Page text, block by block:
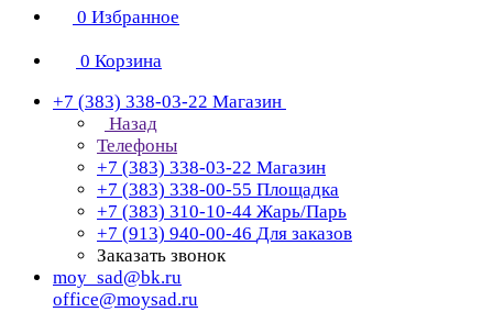
0 Избранное
0 Корзина
+7 (383) 338-03-22 Магазин
Назад
Телефоны
+7 (383) 338-03-22 Магазин
+7 (383) 338-00-55 Площадка
+7 (383) 310-10-44 Жарь/Парь
+7 (913) 940-00-46 Для заказов
Заказать звонок
moy_sad@bk.ru
office@moysad.ru